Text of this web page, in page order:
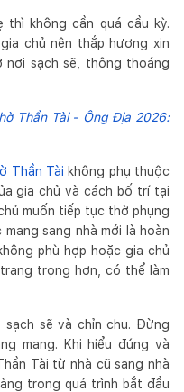
thì không cần quá cầu kỳ.
chủ nên thắp hương xin
sạch sẽ, thông thoáng
Thần Tài - Ông Địa 2026:
Thần Tài không phụ thuộc
gia chủ và cách bố trí tại
muốn tiếp tục thờ phụng
sang nhà mới là hoàn
phù hợp hoặc gia chủ
trọng hơn, có thể làm
sẽ và chỉn chu. Đừng
mang. Khi hiểu đúng và
Tài từ nhà cũ sang nhà
trong quá trình bắt đầu